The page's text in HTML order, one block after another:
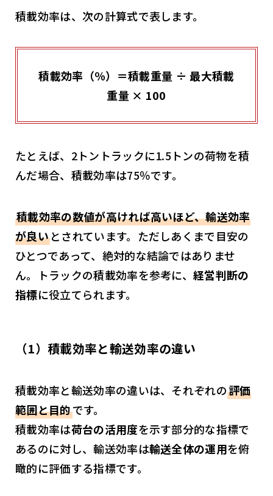
積載効率は、次の計算式で表します。
積載効率（％）＝積載重量 ÷ 最大積載
重量 × 100
たとえば、2トントラックに1.5トンの荷物を積
んだ場合、積載効率は75％です。
積載効率の数値が高ければ高いほど、輸送効率
が良いとされています。ただしあくまで目安の
ひとつであって、絶対的な結論ではありませ
ん。トラックの積載効率を参考に、経営判断の
指標に役立てられます。
（1）積載効率と輸送効率の違い
積載効率と輸送効率の違いは、それぞれの評価
範囲と目的です。
積載効率は荷台の活用度を示す部分的な指標で
あるのに対し、輸送効率は輸送全体の運用を俯
瞰的に評価する指標です。